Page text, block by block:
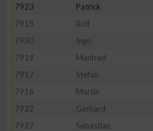
7923
Patrick
7918
Rolf
7930
Ingo
7919
Manfred
7917
Stefan
7916
Martin
7922
Gerhard
7927
Sebastian